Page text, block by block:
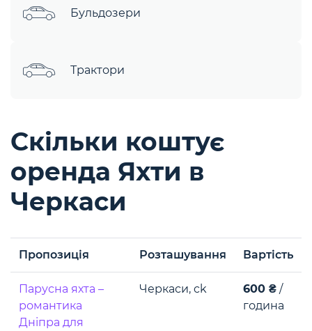
Бульдозери
Трактори
Скільки коштує
оренда Яхти в
Черкаси
Пропозиція Розташування Вартість
Парусна яхта –
романтика
Дніпра для
Черкаси, ck 600 ₴ /
година